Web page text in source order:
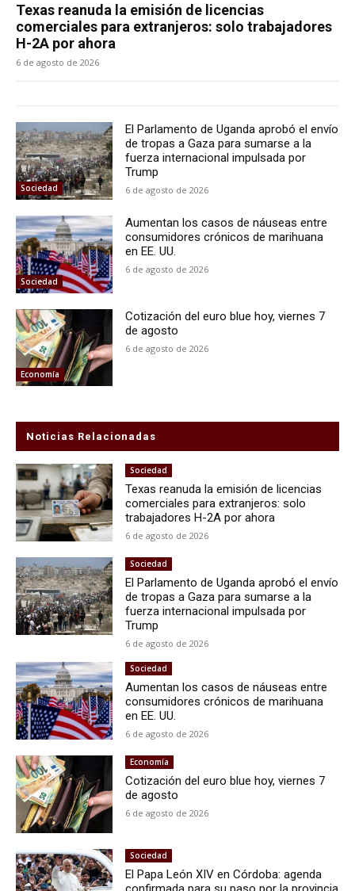
Texas reanuda la emisión de licencias
comerciales para extranjeros: solo trabajadores
H-2A por ahora
6 de agosto de 2026
Sociedad
El Parlamento de Uganda aprobó el envío
de tropas a Gaza para sumarse a la
fuerza internacional impulsada por
Trump
6 de agosto de 2026
Sociedad
Aumentan los casos de náuseas entre
consumidores crónicos de marihuana
en EE. UU.
6 de agosto de 2026
Economía
Cotización del euro blue hoy, viernes 7
de agosto
6 de agosto de 2026
Noticias Relacionadas
Sociedad
Texas reanuda la emisión de licencias
comerciales para extranjeros: solo
trabajadores H-2A por ahora
6 de agosto de 2026
Sociedad
El Parlamento de Uganda aprobó el envío
de tropas a Gaza para sumarse a la
fuerza internacional impulsada por
Trump
6 de agosto de 2026
Sociedad
Aumentan los casos de náuseas entre
consumidores crónicos de marihuana
en EE. UU.
6 de agosto de 2026
Economía
Cotización del euro blue hoy, viernes 7
de agosto
6 de agosto de 2026
Sociedad
El Papa León XIV en Córdoba: agenda